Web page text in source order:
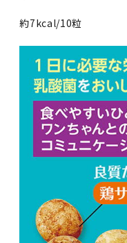
約7kcal/10粒